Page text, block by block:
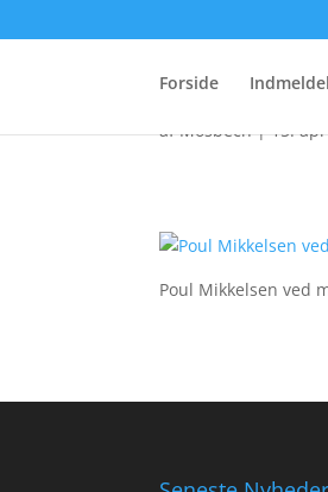
Forside
afMosbech|15.
Poul Mikkelsen ved